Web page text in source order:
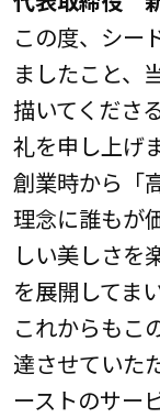
この度、シー
ましたこと、
描いてくださ
礼を申し上げ
創業時から「
理念に誰もが
しい美しさを
を展開してま
これからもこ
達させていた
ーストのサー